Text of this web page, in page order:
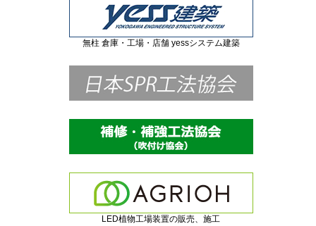
無柱 倉庫・工場・店舗 yessシステム建築
LED植物工場装置の販売、施工